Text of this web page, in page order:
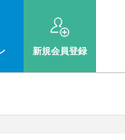
新規会員登録